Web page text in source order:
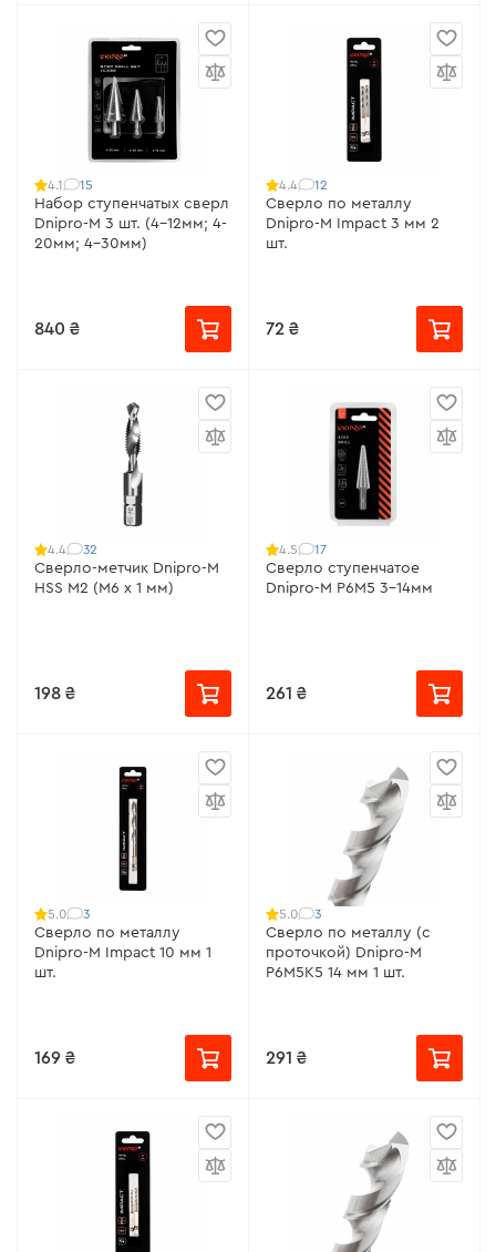
4.1 15
Набор ступенчатых сверл
Dnipro-M 3 шт. (4-12мм; 4-
20мм; 4-30мм)
840 ₴
4.4 12
Сверло по металлу
Dnipro-M Impact 3 мм 2
шт.
72 ₴
4.4 32
Сверло-метчик Dnipro-M
HSS M2 (М6 х 1 мм)
198 ₴
4.5 17
Сверло ступенчатое
Dnipro-M Р6М5 3-14мм
261 ₴
5.0 3
Сверло по металлу
Dnipro-M Impact 10 мм 1
шт.
169 ₴
5.0 3
Сверло по металлу (с
проточкой) Dnipro-M
P6M5K5 14 мм 1 шт.
291 ₴